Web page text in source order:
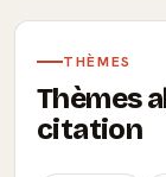
THÈMES
Thèmes
citation